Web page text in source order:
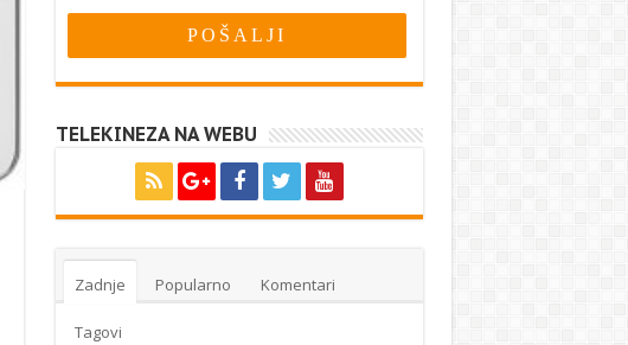
TELEKINEZA NA WEBU
Zadnje Popularno Komentari
Tagovi